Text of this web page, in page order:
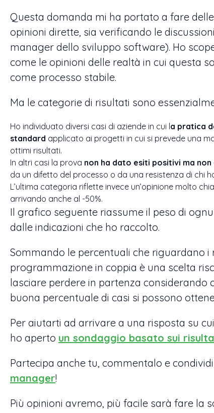
Questa domanda mi ha portato a fare
opinioni dirette, sia verificando le
manager dello sviluppo software). Ho
come le opinioni delle realtà in cui questa
come processo stabile.
Ma le categorie di risultati sono
Ho individuato diversi casi di aziende in cui la pratica
standard applicato ai progetti in cui si prevede una
ottimi risultati.
In altri casi la prova non ha dato esiti positivi ma
da un difetto del processo o da una resistenza di chi
L’ultima categoria riflette invece un’opinione molto
arrivando anche al -50%.
Il grafico seguente riassume il peso di
dalle indicazioni che ho raccolto.
Sommando le percentuali che riguardano
programmazione in coppia è una scelta
lasciare perdere in partenza considerando
buona percentuale di casi si possono
Per aiutarti ad arrivare a una risposta su
ho aperto un sondaggio basato sui
Partecipa anche tu, commentalo e
manager!
Più opinioni avremo, più facile sarà fare la